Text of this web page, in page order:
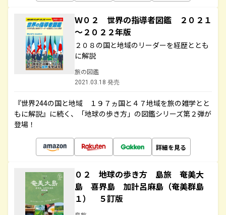
Ｗ０２ 世界の指導者図鑑 ２０２１
～２０２２年版
２０８の国と地域のリーダーを経歴ととも
に解説
旅の図鑑
2021.03.18 発売
『世界244の国と地域 １９７ヵ国と４７地域を旅の雑学とと
もに解説』に続く、「地球の歩き方」の図鑑シリーズ第２弾が
登場！
詳細を見る
０２ 地球の歩き方 島旅 奄美大
島 喜界島 加計呂麻島（奄美群島
１） ５訂版